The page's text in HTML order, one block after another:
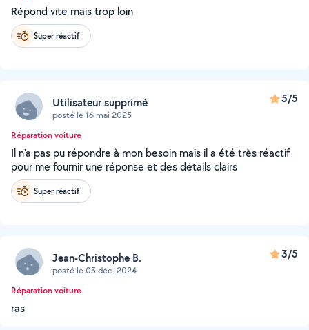
Répond vite mais trop loin
Super réactif
Utilisateur supprimé
posté le 16 mai 2025
5/5
Réparation voiture
Il n'a pas pu répondre à mon besoin mais il a été très réactif
pour me fournir une réponse et des détails clairs
Super réactif
Jean-Christophe B.
posté le 03 déc. 2024
3/5
Réparation voiture
ras